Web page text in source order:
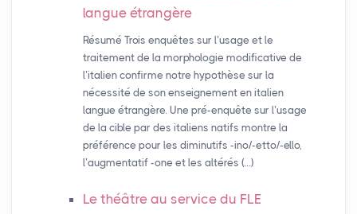
langue étrangère
Résumé Trois enquêtes sur l’usage et le
traitement de la morphologie modificative de
l’italien confirme notre hypothèse sur la
nécessité de son enseignement en italien
langue étrangère. Une pré-enquête sur l’usage
de la cible par des italiens natifs montre la
préférence pour les diminutifs -ino/-etto/-ello,
l’augmentatif -one et les altérés (…)
Le théâtre au service du FLE